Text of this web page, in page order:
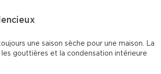
une saison sèche pour une maison. La
gouttières et la condensation intérieure